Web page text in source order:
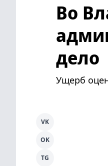
Во
дело
Ущерб
VK
OK
TG